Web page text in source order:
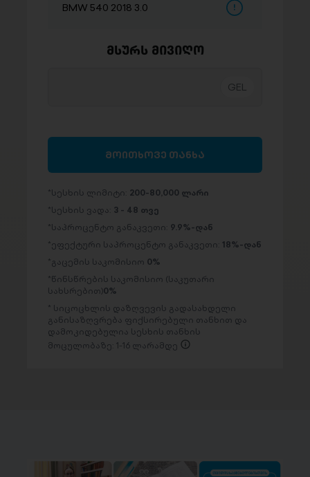
BMW 540 2018 3.0
მსურს მივიღო
მოითხოვე თანხა
სესხის ლიმიტი: 200-80,000 ლარი
სესხის ვადა: 3 - 48 თვე
საპროცენტო განაკვეთი: 9.9%-დან
ეფექტური საპროცენტო განაკვეთი: 18%-დან
გაცემის საკომისიო 0%
წინსწრების საკომისიო (საკუთარი
სახსრებით)0%
სიცოცხლის დაზღვევის გადასახდელი
განისაზღვრება ფიქსირებული თანხით და
დამოკიდებულია სესხის თანხის
მოცულობაზე: 1-16 ლარამდე